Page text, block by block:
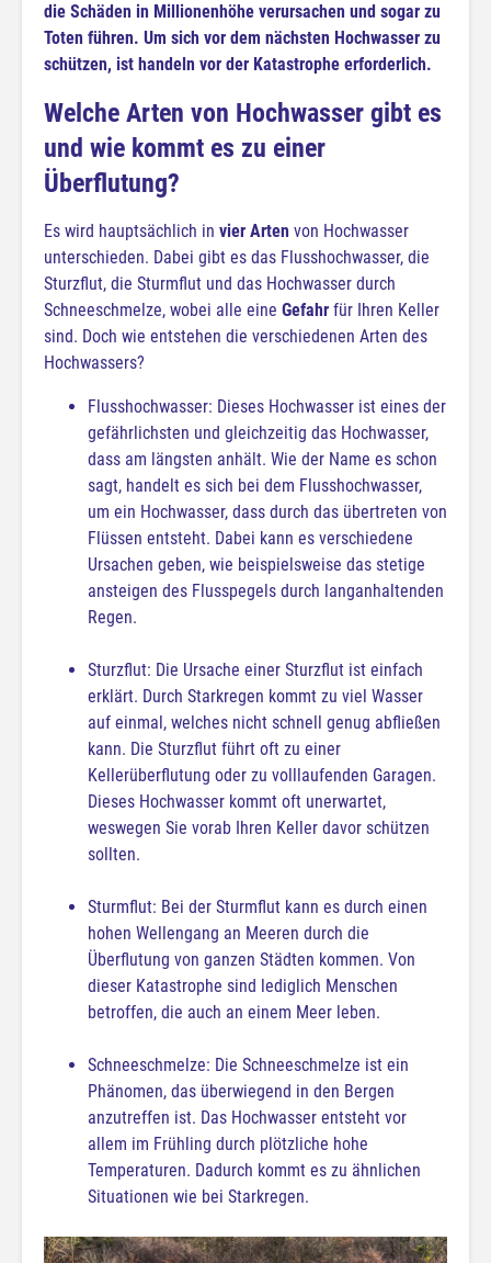
die Schäden in Millionenhöhe verursachen und sogar zu
Toten führen. Um sich vor dem nächsten Hochwasser zu
schützen, ist handeln vor der Katastrophe erforderlich.
Welche Arten von Hochwasser gibt es
und wie kommt es zu einer
Überflutung?
Es wird hauptsächlich in vier Arten von Hochwasser
unterschieden. Dabei gibt es das Flusshochwasser, die
Sturzflut, die Sturmflut und das Hochwasser durch
Schneeschmelze, wobei alle eine Gefahr für Ihren Keller
sind. Doch wie entstehen die verschiedenen Arten des
Hochwassers?
Flusshochwasser: Dieses Hochwasser ist eines der
gefährlichsten und gleichzeitig das Hochwasser,
dass am längsten anhält. Wie der Name es schon
sagt, handelt es sich bei dem Flusshochwasser,
um ein Hochwasser, dass durch das übertreten von
Flüssen entsteht. Dabei kann es verschiedene
Ursachen geben, wie beispielsweise das stetige
ansteigen des Flusspegels durch langanhaltenden
Regen.
Sturzflut: Die Ursache einer Sturzflut ist einfach
erklärt. Durch Starkregen kommt zu viel Wasser
auf einmal, welches nicht schnell genug abfließen
kann. Die Sturzflut führt oft zu einer
Kellerüberflutung oder zu volllaufenden Garagen.
Dieses Hochwasser kommt oft unerwartet,
weswegen Sie vorab Ihren Keller davor schützen
sollten.
Sturmflut: Bei der Sturmflut kann es durch einen
hohen Wellengang an Meeren durch die
Überflutung von ganzen Städten kommen. Von
dieser Katastrophe sind lediglich Menschen
betroffen, die auch an einem Meer leben.
Schneeschmelze: Die Schneeschmelze ist ein
Phänomen, das überwiegend in den Bergen
anzutreffen ist. Das Hochwasser entsteht vor
allem im Frühling durch plötzliche hohe
Temperaturen. Dadurch kommt es zu ähnlichen
Situationen wie bei Starkregen.